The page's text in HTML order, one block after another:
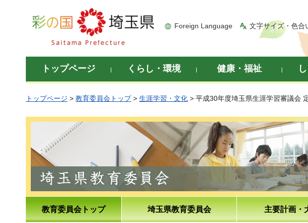
彩の国 埼玉県
Foreign Language 文字サイズ・色合
トップページ くらし・環境 健康・福祉
トップページ > 教育委員会トップ> 生涯学習・文化 > 平成30年度埼玉県生涯学習審議会
教育委員会トップ 埼玉県教育委員会 主要計画・